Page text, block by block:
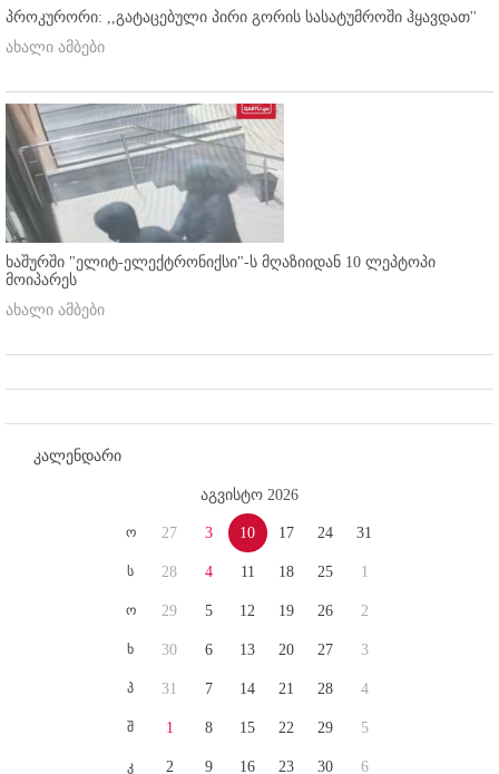
პროკურორი: ,,გატაცებული პირი გორის სასატუმროში ჰყავდათ''
ახალი ამბები
ხაშურში "ელიტ-ელექტრონიქსი"-ს მღაზიიდან 10 ლეპტოპი
მოიპარეს
ახალი ამბები
კალენდარი
აგვისტო 2026
ო
ს
ო
ხ
პ
შ
კ
27
28
29
30
31
1
2
3
4
5
6
7
8
9
10
11
12
13
14
15
16
17
18
19
20
21
22
23
24
25
26
27
28
29
30
31
1
2
3
4
5
6